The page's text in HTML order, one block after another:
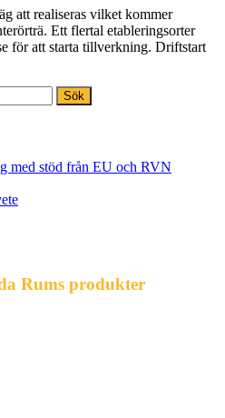
att realiseras vilket kommer
Ett flertal etableringsorter
för att starta tillverkning. Driftstart
med stöd från EU och RVN
Rums produkter